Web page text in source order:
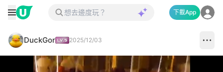
下載App
DuckGor 2025/12/03